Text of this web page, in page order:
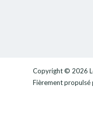
Copyright © 2026
Fièrement propulsé